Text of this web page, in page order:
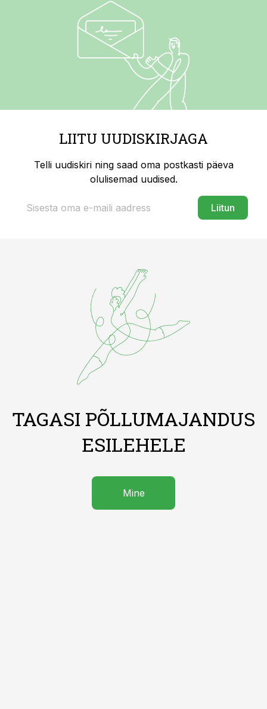
LIITU UUDISKIRJAGA
Telli uudiskiri ning saad oma postkasti päeva
olulisemad uudised.
Liitun
TAGASI PÕLLUMAJANDUS
ESILEHELE
Mine